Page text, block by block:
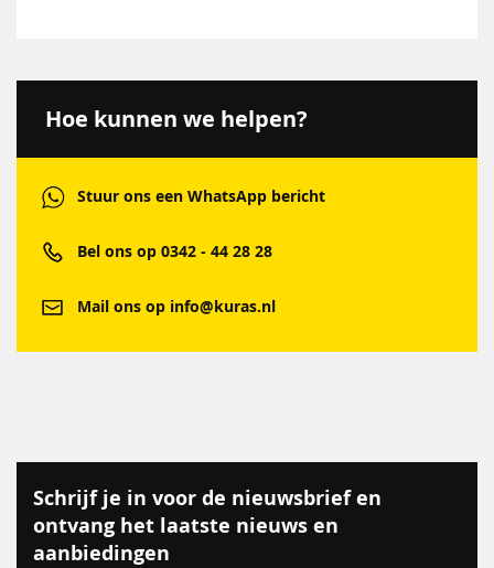
Hoe kunnen we helpen?
Stuur ons een WhatsApp bericht
Bel ons op 0342 - 44 28 28
Mail ons op info@kuras.nl
Schrijf je in voor de nieuwsbrief en
ontvang het laatste nieuws en
aanbiedingen